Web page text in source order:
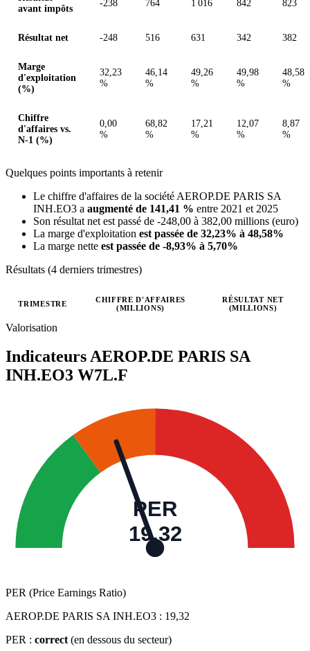
avant impôts
-238 764 1 016 842 823
Résultat net -248 516 631 342 382
Marge
d'exploitation
(%)
32,23
%
46,14
%
49,26
%
49,98
%
48,58
%
Chiffre
d'affaires vs.
N-1 (%)
0,00
%
68,82
%
17,21
%
12,07
%
8,87
%
Quelques points importants à retenir
Le chiffre d'affaires de la société AEROP.DE PARIS SA
INH.EO3 a augmenté de 141,41 % entre 2021 et 2025
Son résultat net est passé de -248,00 à 382,00 millions (euro)
La marge d'exploitation est passée de 32,23% à 48,58%
La marge nette est passée de -8,93% à 5,70%
Résultats (4 derniers trimestres)
Valeurs trimestrielles en millions (euro)
TRIMESTRE
CHIFFRE D'AFFAIRES
(MILLIONS)
RÉSULTAT NET
(MILLIONS)
Valorisation
Indicateurs AEROP.DE PARIS SA
INH.EO3 W7L.F
PER
19,32
PER (Price Earnings Ratio)
AEROP.DE PARIS SA INH.EO3 : 19,32
PER : correct (en dessous du secteur)